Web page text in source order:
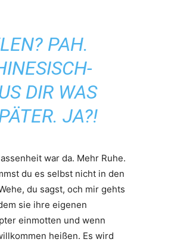
PAH.
DIR WAS
JA?!
war da. Mehr Ruhe.
du es selbst nicht in den
du sagst, och mir gehts
sie ihre eigenen
einmotten und wenn
heißen. Es wird